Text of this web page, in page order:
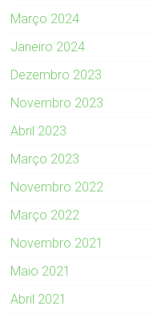
Março 2024
Janeiro 2024
Dezembro 2023
Novembro 2023
Abril 2023
Março 2023
Novembro 2022
Março 2022
Novembro 2021
Maio 2021
Abril 2021